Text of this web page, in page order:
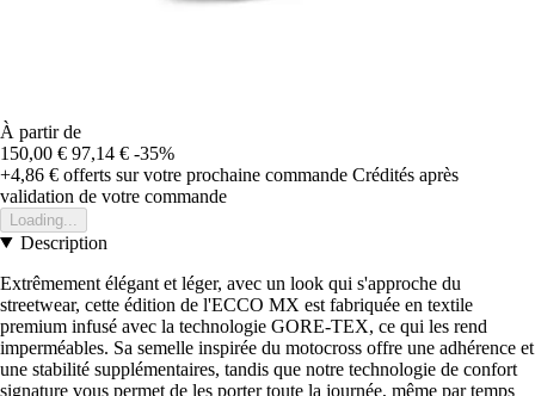
À partir de
150,00 € 97,14 € -35%
+4,86 € offerts sur votre prochaine commande Crédités après
validation de votre commande
Loading...
Description
Extrêmement élégant et léger, avec un look qui s'approche du
streetwear, cette édition de l'ECCO MX est fabriquée en textile
premium infusé avec la technologie GORE-TEX, ce qui les rend
imperméables. Sa semelle inspirée du motocross offre une adhérence et
une stabilité supplémentaires, tandis que notre technologie de confort
signature vous permet de les porter toute la journée, même par temps